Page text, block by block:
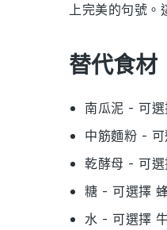
上完美的句號
替代食材
南瓜泥 - 可選
中筋麵粉 - 可
乾酵母 - 可選
糖 - 可選擇
水 - 可選擇